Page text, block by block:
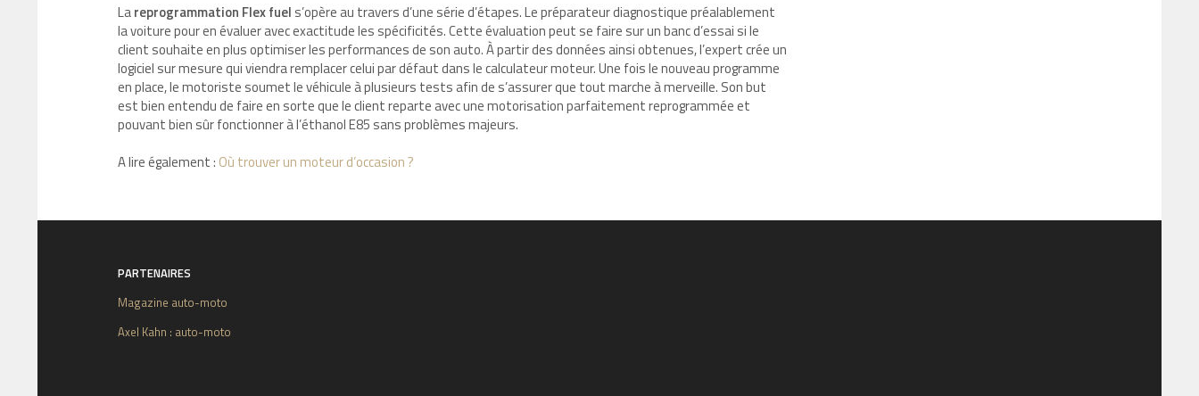
Lareprogrammation Flex fuel s’opère au travers d’une série d’étapes. Le préparateur diagnostique préalablement
la voiture pour en évaluer avec exactitude les spécificités. Cette évaluation peut se faire sur un banc d’essai si le
client souhaite en plus optimiser les performances de son auto. À partir des données ainsi obtenues, l’expert crée un
logiciel sur mesure qui viendra remplacer celui par défaut dans le calculateur moteur. Une fois le nouveau programme
en place, le motoriste soumet le véhicule à plusieurs tests afin de s’assurer que tout marche à merveille. Son but
est bien entendu de faire en sorte que le client reparte avec une motorisation parfaitement reprogrammée et
pouvant bien sûr fonctionner à l’éthanol E85 sans problèmes majeurs.
A lire également : Où trouver un moteur d’occasion ?
PARTENAIRES
Magazine auto-moto
Axel Kahn : auto-moto